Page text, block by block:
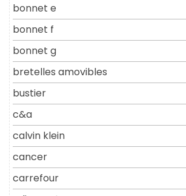
bonnet e
bonnet f
bonnet g
bretelles amovibles
bustier
c&a
calvin klein
cancer
carrefour